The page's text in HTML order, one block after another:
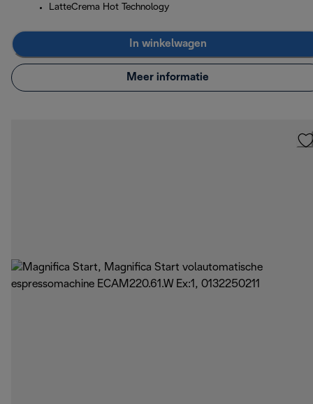
LatteCrema Hot Technology
In winkelwagen
Meer informatie